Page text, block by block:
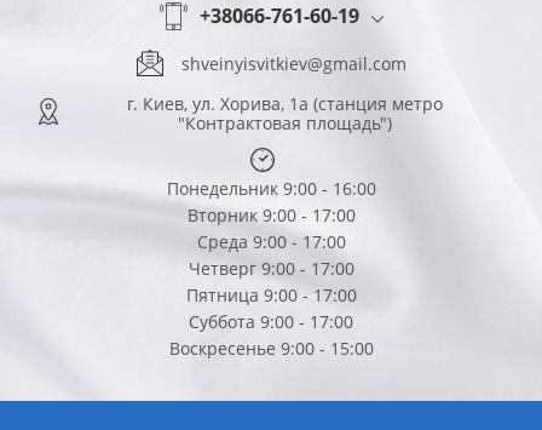
+38066-761-60-19
shveinyisvitkiev@gmail.com
г. Киев, ул. Хорива, 1а (станция метро
"Контрактовая площадь")
Понедельник 9:00 - 16:00
Вторник 9:00 - 17:00
Среда 9:00 - 17:00
Четверг 9:00 - 17:00
Пятница 9:00 - 17:00
Суббота 9:00 - 17:00
Воскресенье 9:00 - 15:00